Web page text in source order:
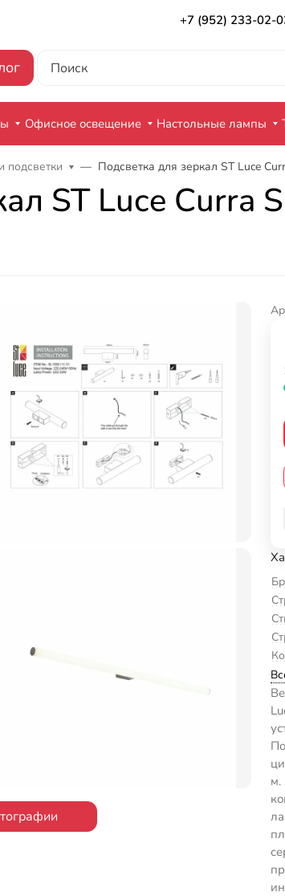
+7 (952) 233-02-
Офисное освещение Настольные лампы
подсветки Подсветка для зеркал ST Luce
ST Luce Curra
м.